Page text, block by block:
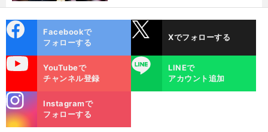
ok
Facebookで
フォローする
Xでフォローする
YouTubeで
チャンネル登録
LINE
LINEで
アカウント追加
m
Instagramで
フォローする